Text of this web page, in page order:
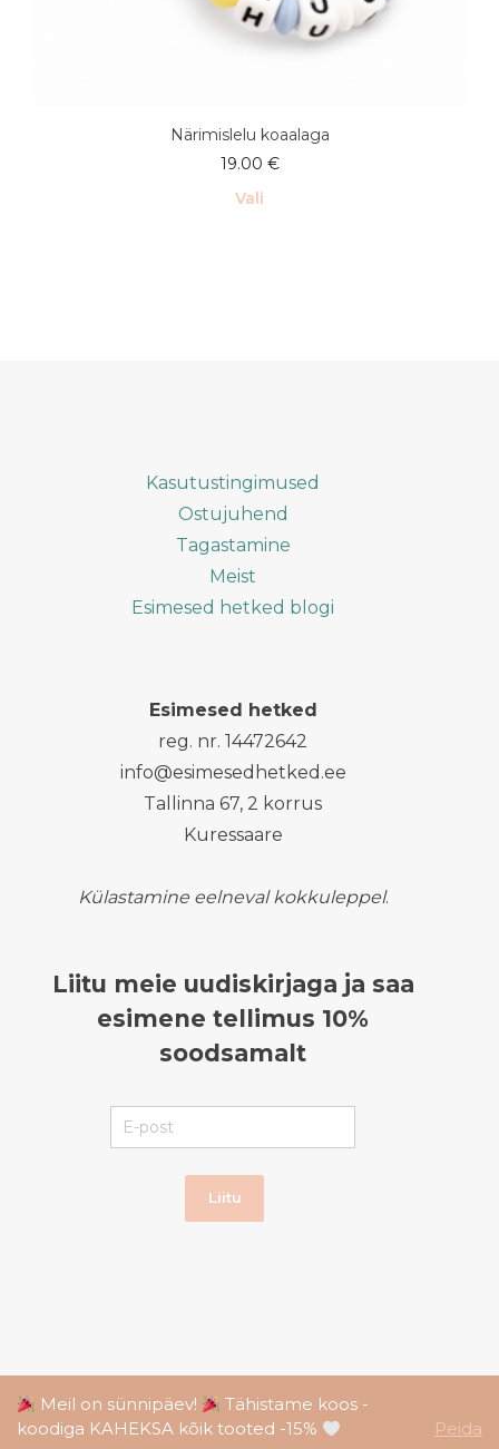
Meil on sünnipäev!
Tähistame koos -
koodiga KAHEKSA kõik tooted -15%
Peida
Närimislelu koaalaga
19.00 €
Vali
Kasutustingimused
Ostujuhend
Tagastamine
Meist
Esimesed hetked blogi
Esimesed hetked
reg. nr. 14472642
info@esimesedhetked.ee
Tallinna 67, 2 korrus
Kuressaare
Külastamine eelneval kokkuleppel.
Liitu meie uudiskirjaga ja saa
esimene tellimus 10%
soodsamalt
Liitu
© Esimesed hetked, 2026